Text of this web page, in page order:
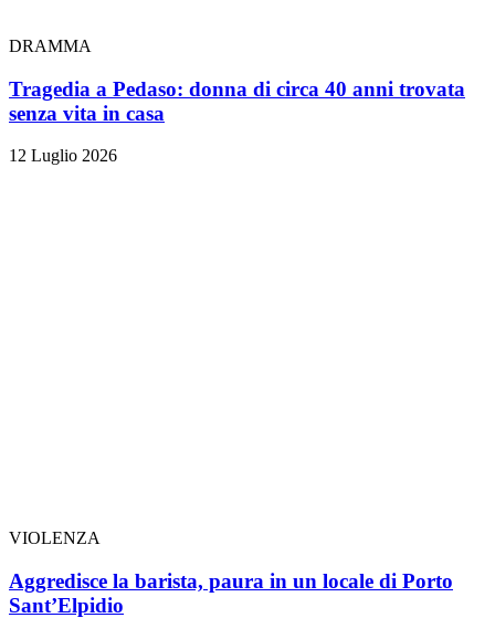
DRAMMA
Tragedia a Pedaso: donna di circa 40 anni trovata
senza vita in casa
12 Luglio 2026
VIOLENZA
Aggredisce la barista, paura in un locale di Porto
Sant’Elpidio